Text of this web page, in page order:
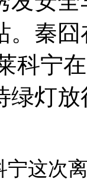
。秦
科宁
绿灯
次离